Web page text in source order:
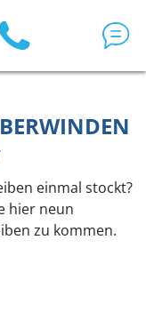
einmal stockt?
hier neun
zu kommen.